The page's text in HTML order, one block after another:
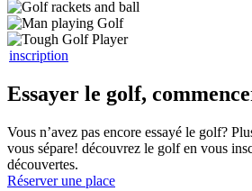
inscription
Essayer le golf,
Vous n’avez pas encore essayé le golf?
vous sépare! découvrez le golf en vous
découvertes.
Réserver une place